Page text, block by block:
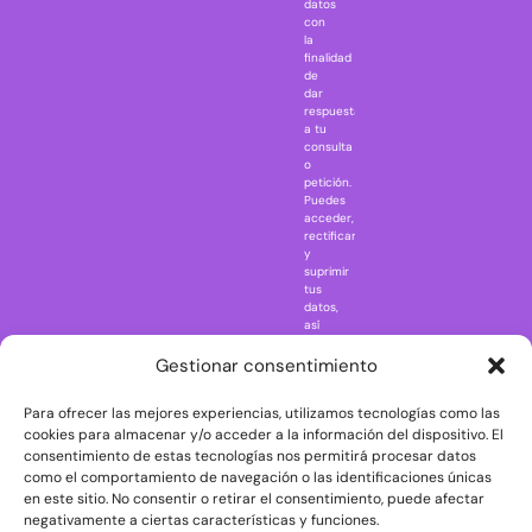
Gestionar consentimiento
Para ofrecer las mejores experiencias, utilizamos tecnologías como las
cookies para almacenar y/o acceder a la información del dispositivo. El
consentimiento de estas tecnologías nos permitirá procesar datos
como el comportamiento de navegación o las identificaciones únicas
en este sitio. No consentir o retirar el consentimiento, puede afectar
negativamente a ciertas características y funciones.
Rick and
The Big Bang
Theory
The Blues
Brothers
datos
con
la
finalidad
de
dar
respuesta
a tu
consulta
o
petición.
Puedes
acceder,
rectificar
y
suprimir
tus
datos,
así
ejercer
consultando
la
información
adicional
y
detallada
sobre